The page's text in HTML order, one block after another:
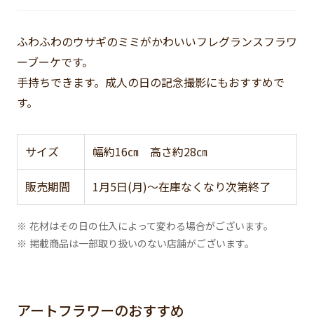
ふわふわのウサギのミミがかわいいフレグランスフラワ
ーブーケです。
手持ちできます。成人の日の記念撮影にもおすすめで
す。
サイズ 幅約16㎝ 高さ約28㎝
販売期間 1月5日(月)～在庫なくなり次第終了
※ 花材はその日の仕入によって変わる場合がございます。
※ 掲載商品は一部取り扱いのない店舗がございます。
アートフラワーのおすすめ